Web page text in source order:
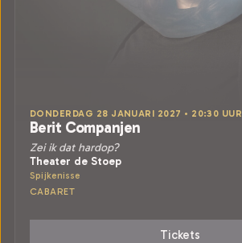
DONDERDAG 28 JANUARI 2027 • 20:30 UUR
Berit Companjen
Zei ik dat hardop?
Theater de Stoep
Spijkenisse
CABARET
Tickets